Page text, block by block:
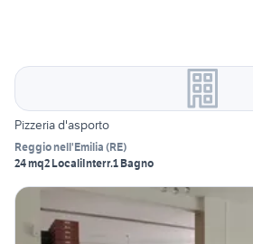
Pizzeria d'asporto
Reggio nell'Emilia (RE)
24 mq2 LocaliInterr.1 Bagno